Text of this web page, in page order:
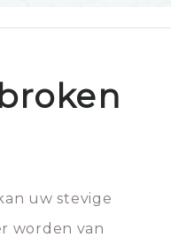
uw stevige
worden van